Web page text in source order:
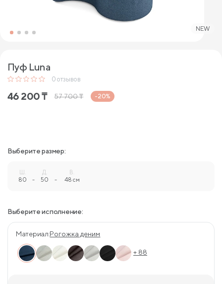
NEW
Пуф Luna
0 отзывов
46 200₸ 57 700₸ -20%
Выберите размер:
Ш.
80 -
Д.
50 -
В.
48 см
Выберите исполнение:
Материал:Рогожка деним
+ 88